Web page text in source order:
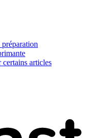
articles